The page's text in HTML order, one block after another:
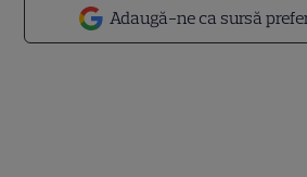
Adaugă-ne ca sursă